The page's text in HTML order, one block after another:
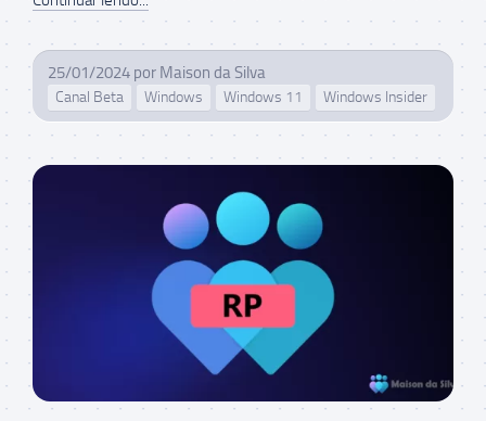
25/01/2024 por Maison da Silva
Canal Beta Windows Windows 11 Windows Insider